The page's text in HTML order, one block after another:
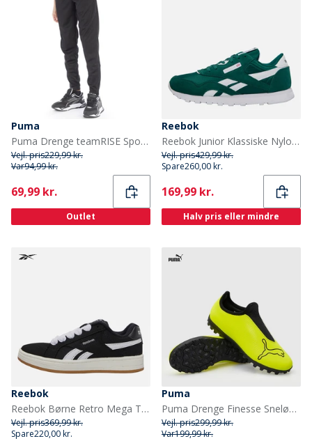
Puma
Puma Drenge teamRISE Sport træningsbukser Sort
Vejl. pris229,99 kr.
Var94,99 kr.
Current
69,99 kr.
Outlet
Reebok
Reebok Junior Klassiske Nylon Træningssko Metal Grøn/Hvid/Metal Grøn Metalgreen/Hvid/Metal Green
Vejl. pris429,99 kr.
Spare260,00 kr.
Current
169,99 kr.
Halv pris eller mindre
Reebok
Reebok Børne Retro Mega Træningssko Sort/Hvid/Gum
Vejl. pris369,99 kr.
Spare220,00 kr.
Puma
Puma Drenge Finesse Sneløse TF Astro Fodboldstøvler Yellow Alert
Vejl. pris299,99 kr.
Var199,99 kr.